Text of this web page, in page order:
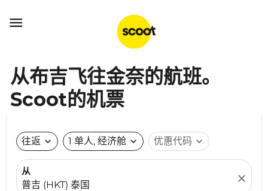

从布吉飞往金奈的航班。
Scoot的机票
往返 expand_more 1 单人, 经济舱 expand_more 优惠代码 expand_more
从
普吉 (HKT) 泰国
close